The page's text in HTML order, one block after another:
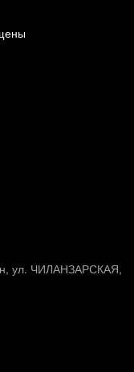
н, ул. ЧИЛАНЗАРСКАЯ,